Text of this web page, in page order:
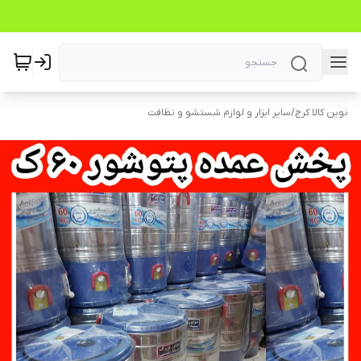
نوین کالا کرج/سایر ابزار و لوازم شستشو و نظافت